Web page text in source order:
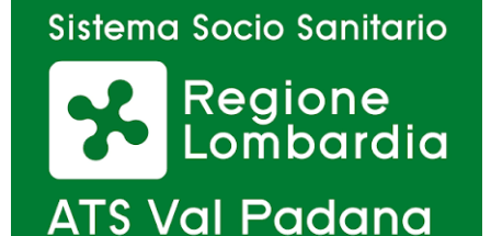
rivoluzioni"